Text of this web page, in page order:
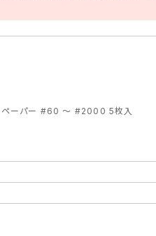
ペーパー #60 ～ #2000 5枚入